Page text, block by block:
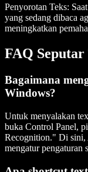
Penyorotan Teks:
yang sedang dibaca
meningkatkan
FAQ Seputar
Bagaimana
Windows?
Untuk menyalakan
buka Control Panel,
Recognition." Di sini,
mengatur pengaturan